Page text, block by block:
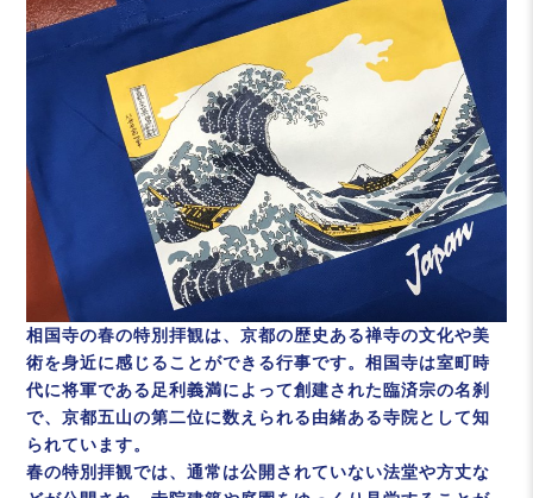
相国寺の春の特別拝観は、京都の歴史ある禅寺の文化や美
術を身近に感じることができる行事です。相国寺は室町時
代に将軍である足利義満によって創建された臨済宗の名刹
で、京都五山の第二位に数えられる由緒ある寺院として知
られています。
春の特別拝観では、通常は公開されていない法堂や方丈な